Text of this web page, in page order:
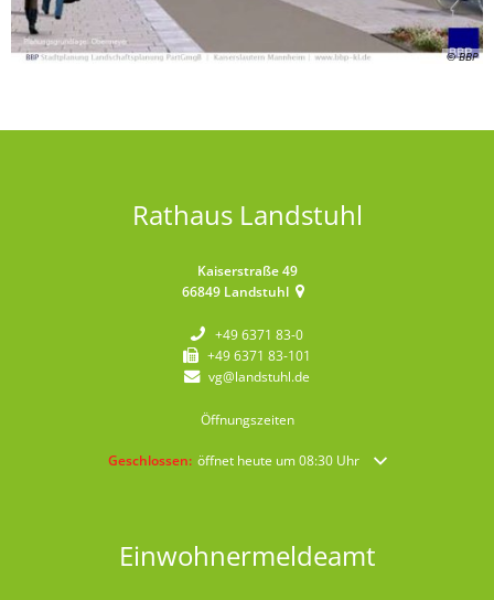
© BBP
Rathaus Landstuhl
Kaiserstraße 49
66849 Landstuhl
+49 6371 83-0
+49 6371 83-101
vg@landstuhl.de
Öffnungszeiten
Klicken, um weitere Öffnungs- oder Schließzeiten
Geschlossen: öffnet heute um 08:30 Uhr
Einwohnermeldeamt